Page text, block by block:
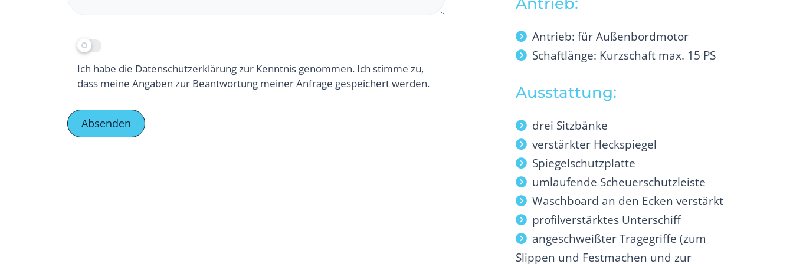
Ich habe die Datenschutzerklärung zur Kenntnis genommen. Ich stimme zu,
dass meine Angaben zur Beantwortung meiner Anfrage gespeichert werden.
Antrieb: für Außenbordmotor
Schaftlänge: Kurzschaft max. 15 PS
Ausstattung:
drei Sitzbänke
verstärkter Heckspiegel
Spiegelschutzplatte
umlaufende Scheuerschutzleiste
Waschboard an den Ecken verstärkt
profilverstärktes Unterschiff
angeschweißter Tragegriffe (zum
Slippen und Festmachen und zur